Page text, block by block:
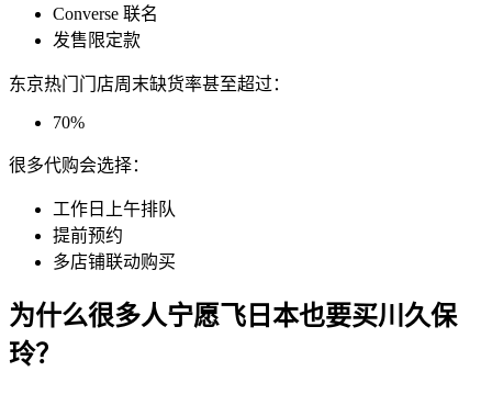
Converse 联名
发售限定款
东京热门门店周末缺货率甚至超过：
70%
很多代购会选择：
工作日上午排队
提前预约
多店铺联动购买
为什么很多人宁愿飞日本也要买川久保
玲？